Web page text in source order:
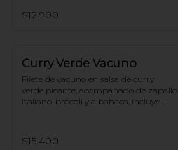
$12.900
Curry Verde Vacuno
Filete de vacuno en salsa de curry
verde picante, acompañado de zapallo
italiano, brócoli y albahaca, incluye
$15.400